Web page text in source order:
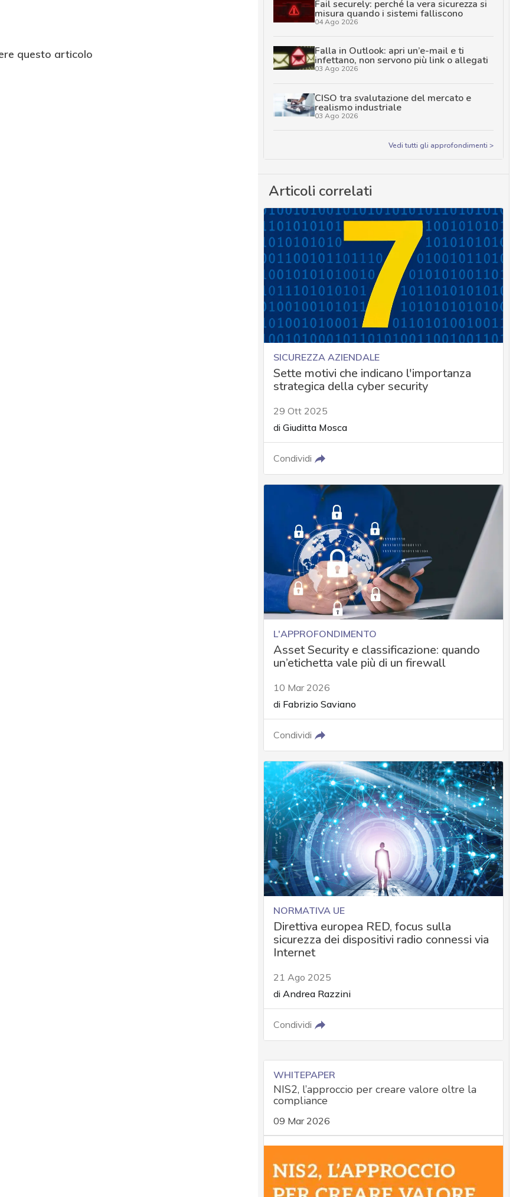
questo articolo
Fail securely: perché la vera sicurezza si
misura quando i sistemi falliscono
04 Ago 2026
Falla in Outlook: apri un’e-mail e ti
infettano, non servono più link o allegati
03 Ago 2026
CISO tra svalutazione del mercato e
realismo industriale
03 Ago 2026
Vedi tutti gli approfondimenti >
Articoli correlati
SICUREZZA AZIENDALE
Sette motivi che indicano l'importanza
strategica della cyber security
29 Ott 2025
di Giuditta Mosca
Condividi
L'APPROFONDIMENTO
Asset Security e classificazione: quando
un’etichetta vale più di un firewall
10 Mar 2026
di Fabrizio Saviano
Condividi
NORMATIVA UE
Direttiva europea RED, focus sulla
sicurezza dei dispositivi radio connessi via
Internet
21 Ago 2025
di Andrea Razzini
Condividi
WHITEPAPER
NIS2, l’approccio per creare valore oltre la
compliance
09 Mar 2026